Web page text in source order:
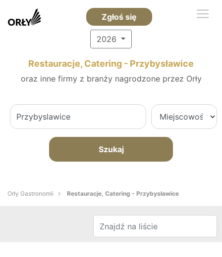
Zgłoś się
2026
Restauracje, Catering - Przybysławice
oraz inne firmy z branży nagrodzone przez Orły
Szukaj
Orły Gastronomii Restauracje, Catering - Przybysławice